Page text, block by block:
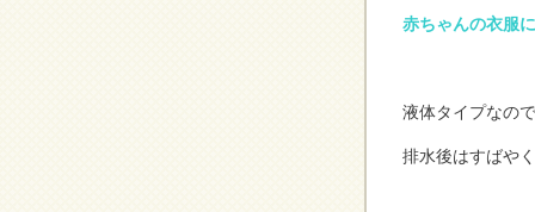
赤ちゃんの衣服
液体タイプなの
排水後はすばや